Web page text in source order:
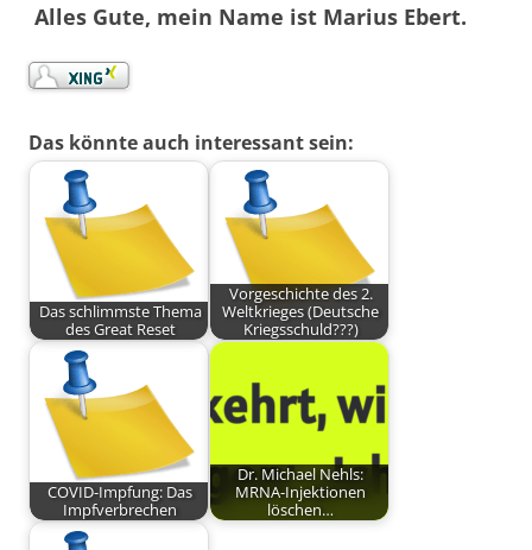
Alles Gute, mein Name ist Marius Ebert.
Das könnte auch interessant sein:
Das schlimmste Thema
des Great Reset
Vorgeschichte des 2.
Weltkrieges (Deutsche
Kriegsschuld???)
COVID-Impfung: Das
Impfverbrechen
Dr. Michael Nehls:
MRNA-Injektionen
löschen…